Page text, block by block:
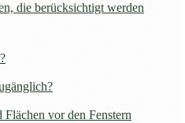
die berücksichtigt werden
Flächen vor den Fenstern